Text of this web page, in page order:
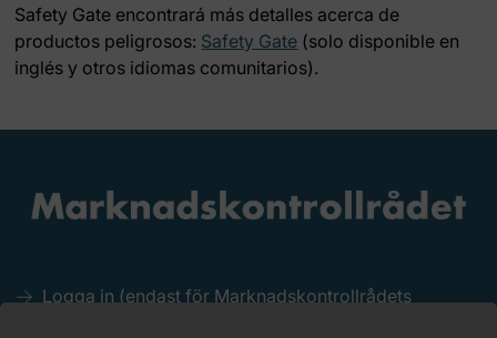
Safety Gate encontrará más detalles acerca de
productos peligrosos: Safety Gate (solo disponible en
inglés y otros idiomas comunitarios).
Logga in (endast för Marknadskontrollrådets